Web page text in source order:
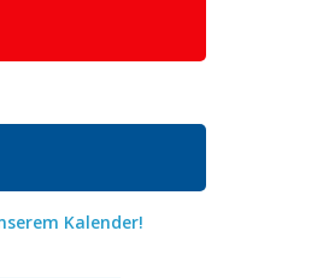
Kalender!